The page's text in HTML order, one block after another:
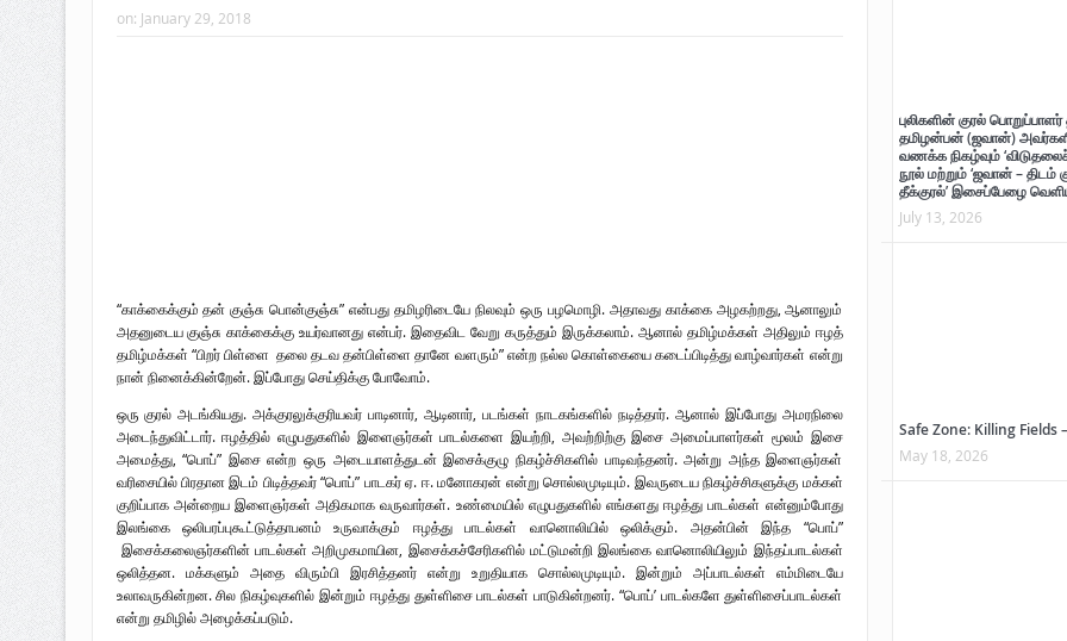
புலிகளின் குரல் பொறுப்பாளர் திரு. தமிழன்பன் (ஜவான்) அவர்களின் புகழ் வணக்க நிகழ்வும் ‘விடுதலைச் சிற்பி’ நூல் மற்றும் ‘ஜவான் –
on: January 29, 2018
“காக்கைக்கும் தன் குஞ்சு பொன்குஞ்சு” என்பது தமிழரிடையே நிலவும் ஒரு பழமொழி. அதாவது காக்கை அழகற்றது, ஆனாலும்
அதனுடைய குஞ்சு காக்கைக்கு உயர்வானது என்பர். இதைவிட வேறு கருத்தும் இருக்கலாம். ஆனால் தமிழ்மக்கள் அதிலும் ஈழத்
தமிழ்மக்கள் “பிறர் பிள்ளை தலை தடவ தன்பிள்ளை தானே வளரும்” என்ற நல்ல கொள்கையை கடைப்பிடித்து வாழ்வார்கள் என்று
நான் நினைக்கின்றேன். இப்போது செய்திக்கு போவோம்.
ஒரு குரல் அடங்கியது. அக்குரலுக்குரியவர் பாடினார், ஆடினார், படங்கள் நாடகங்களில் நடித்தார். ஆனால் இப்போது அமரநிலை
அடைந்துவிட்டார். ஈழத்தில் எழுபதுகளில் இளைஞர்கள் பாடல்களை இயற்றி, அவற்றிற்கு இசை அமைப்பாளர்கள் மூலம் இசை
அமைத்து, “பொப்” இசை என்ற ஒரு அடையாளத்துடன் இசைக்குழு நிகழ்ச்சிகளில் பாடிவந்தனர். அன்று அந்த இளைஞர்கள்
வரிசையில் பிரதான இடம் பிடித்தவர் “பொப்” பாடகர் ஏ. ஈ. மனோகரன் என்று சொல்லமுடியும். இவருடைய நிகழ்ச்சிகளுக்கு மக்கள்
குறிப்பாக அன்றைய இளைஞர்கள் அதிகமாக வருவார்கள். உண்மையில் எழுபதுகளில் எங்களது ஈழத்து பாடல்கள் என்னும்போது
இலங்கை ஒலிபரப்புகூட்டுத்தாபனம் உருவாக்கும் ஈழத்து பாடல்கள் வானொலியில் ஒலிக்கும். அதன்பின் இந்த “பொப்”
இசைக்கலைஞர்களின் பாடல்கள் அறிமுகமாயின, இசைக்கச்சேரிகளில் மட்டுமன்றி இலங்கை வானொலியிலும் இந்தப்பாடல்கள்
ஒலித்தன. மக்களும் அதை விரும்பி இரசித்தனர் என்று உறுதியாக சொல்லமுடியும். இன்றும் அப்பாடல்கள் எம்மிடையே
உலாவருகின்றன. சில நிகழ்வுகளில் இன்றும் ஈழத்து துள்ளிசை பாடல்கள் பாடுகின்றனர். “பொப்’ பாடல்களே துள்ளிசைப்பாடல்கள்
என்று தமிழில் அழைக்கப்படும்.
புலிகளின் குரல் பொறுப்பாளர்
தமிழன்பன் (ஜவான்)
வணக்க நிகழ்வும் ‘விடுதலைச்
நூல் மற்றும் ‘ஜவான் – திடம்
தீக்குரல்’ இசைப்பேழை
July 13, 2026
Safe Zone: Killing Fields
May 18, 2026